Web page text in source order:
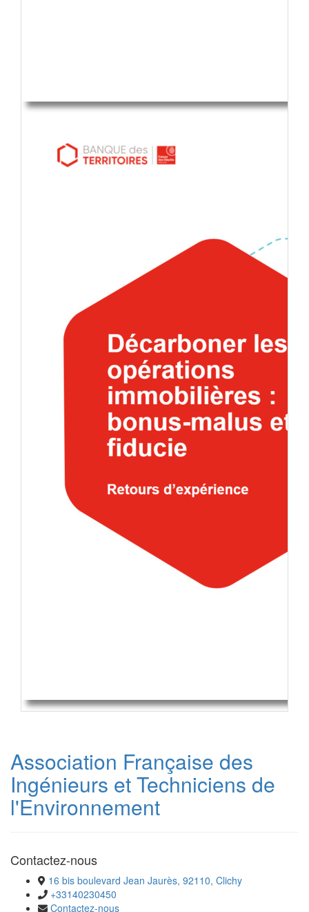
Association Française des
Ingénieurs et Techniciens de
l'Environnement
Contactez-nous
16 bis boulevard Jean Jaurès, 92110, Clichy
+33140230450
Contactez-nous